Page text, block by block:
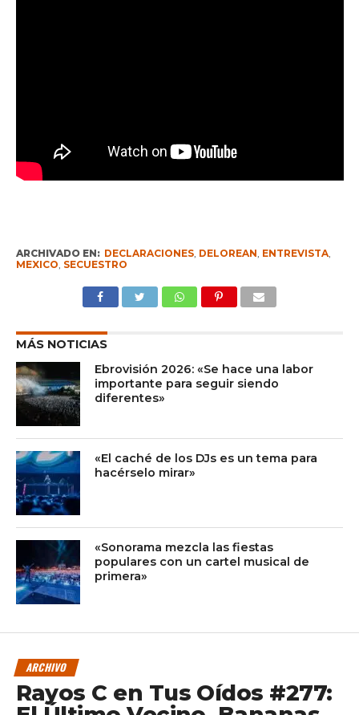
ARCHIVADO EN: DECLARACIONES, DELOREAN, ENTREVISTA,
MEXICO, SECUESTRO
MÁS NOTICIAS
Ebrovisión 2026: «Se hace una labor
importante para seguir siendo
diferentes»
«El caché de los DJs es un tema para
hacérselo mirar»
«Sonorama mezcla las fiestas
populares con un cartel musical de
primera»
ARCHIVO
Rayos C en Tus Oídos #277: